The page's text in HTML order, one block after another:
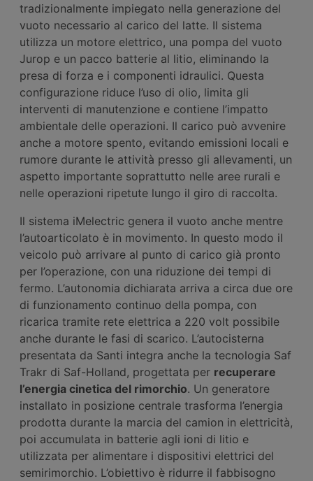
tradizionalmente impiegato nella generazione del
vuoto necessario al carico del latte. Il sistema
utilizza un motore elettrico, una pompa del vuoto
Jurop e un pacco batterie al litio, eliminando la
presa di forza e i componenti idraulici. Questa
configurazione riduce l’uso di olio, limita gli
interventi di manutenzione e contiene l’impatto
ambientale delle operazioni. Il carico può avvenire
anche a motore spento, evitando emissioni locali e
rumore durante le attività presso gli allevamenti, un
aspetto importante soprattutto nelle aree rurali e
nelle operazioni ripetute lungo il giro di raccolta.
Il sistema iMelectric genera il vuoto anche mentre
l’autoarticolato è in movimento. In questo modo il
veicolo può arrivare al punto di carico già pronto
per l’operazione, con una riduzione dei tempi di
fermo. L’autonomia dichiarata arriva a circa due ore
di funzionamento continuo della pompa, con
ricarica tramite rete elettrica a 220 volt possibile
anche durante le fasi di scarico. L’autocisterna
presentata da Santi integra anche la tecnologia Saf
Trakr di Saf-Holland, progettata per recuperare
l’energia cinetica del rimorchio. Un generatore
installato in posizione centrale trasforma l’energia
prodotta durante la marcia del camion in elettricità,
poi accumulata in batterie agli ioni di litio e
utilizzata per alimentare i dispositivi elettrici del
semirimorchio. L’obiettivo è ridurre il fabbisogno